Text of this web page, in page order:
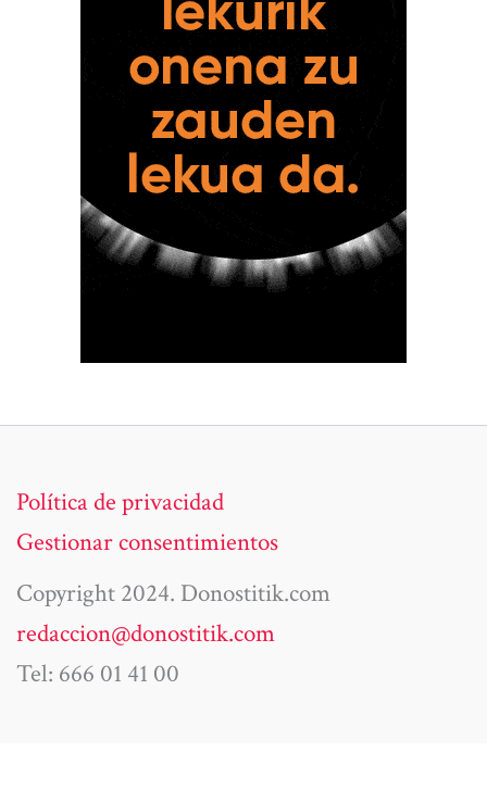
Política de privacidad
Gestionar consentimientos
Copyright 2024. Donostitik.com
redaccion@donostitik.com
Tel: 666 01 41 00